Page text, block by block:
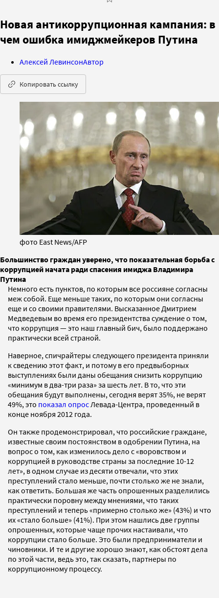
Новая антикоррупционная кампания: в
чем ошибка имиджмейкеров Путина
Алексей ЛевинсонАвтор
Копировать ссылку
фото East News/AFP
Большинство граждан уверено, что показательная борьба с
коррупцией начата ради спасения имиджа Владимира
Путина
Немного есть пунктов, по которым все россияне согласны
меж собой. Еще меньше таких, по которым они согласны
еще и со своими правителями. Высказанное Дмитрием
Медведевым во время его президентства суждение о том,
что коррупция — это наш главный бич, было поддержано
практически всей страной.
Наверное, спичрайтеры следующего президента приняли
к сведению этот факт, и потому в его предвыборных
выступлениях были даны обещания снизить коррупцию
«минимум в два-три раза» за шесть лет. В то, что эти
обещания будут выполнены, сегодня верят 35%, не верят
49%, это показал опрос Левада-Центра, проведенный в
конце ноября 2012 года.
Он также продемонстрировал, что российские граждане,
известные своим постоянством в одобрении Путина, на
вопрос о том, как изменилось дело с «воровством и
коррупцией в руководстве страны за последние 10-12
лет», в одном случае из десяти отвечали, что этих
преступлений стало меньше, почти столько же не знали,
как ответить. Большая же часть опрошенных разделились
практически поровну между мнениями, что таких
преступлений и теперь «примерно столько же» (43%) и что
их «стало больше» (41%). При этом нашлись две группы
опрошенных, которые чаще прочих настаивали, что
коррупции стало больше. Это были предприниматели и
чиновники. И те и другие хорошо знают, как обстоят дела
по этой части, ведь это, так сказать, партнеры по
коррупционному процессу.